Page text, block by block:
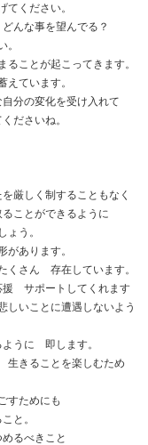
ください。
んな事を望んでる？
。
ことが起こってきます。
ています。
分の変化を受け入れて
ださいね。
厳しく制することもなく
ことができるように
ょう。
あります。
さん 存在しています。
援 サポートしてくれます
いことに遭遇しないよう
うに 即します。
きることを楽しむため
すためにも
と。
るべきこと